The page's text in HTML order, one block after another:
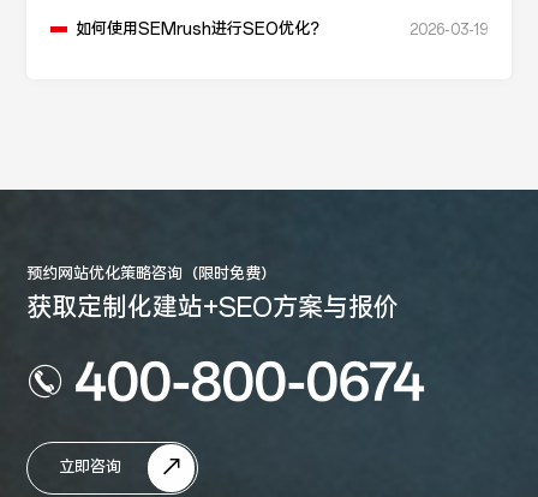
如何使用SEMrush进行SEO优化？ 2026-03-19
预约网站优化策略咨询（限时免费）
获取定制化建站+SEO方案与报价
400-800-0674
立即咨询